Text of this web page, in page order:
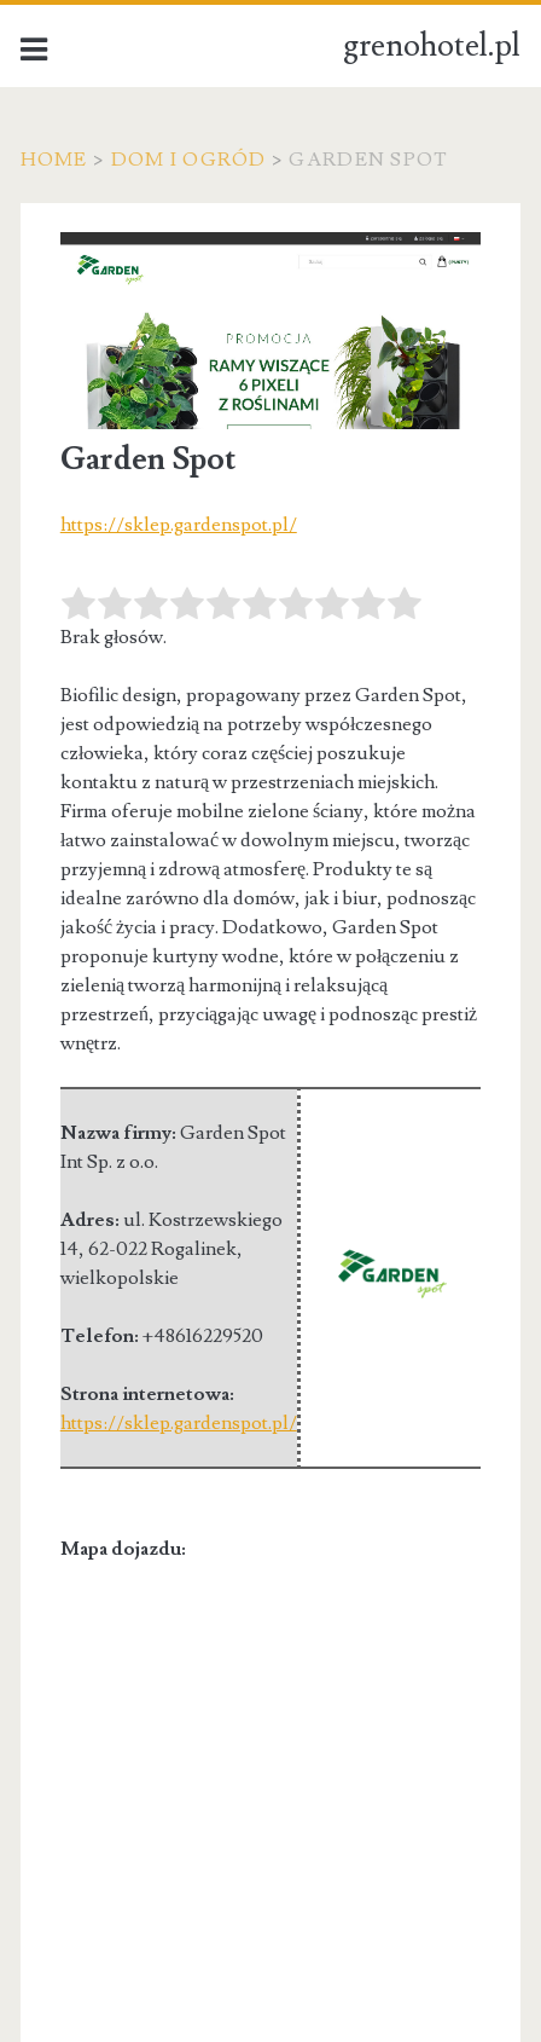
grenohotel.pl
HOME > DOM I OGRÓD > GARDEN SPOT
Garden Spot
https://sklep.gardenspot.pl/
Brak głosów.
Biofilic design, propagowany przez Garden Spot,
jest odpowiedzią na potrzeby współczesnego
człowieka, który coraz częściej poszukuje
kontaktu z naturą wprzestrzeniach miejskich.
Firma oferuje mobilne zielone ściany, które można
łatwo zainstalować w dowolnym miejscu, tworząc
przyjemną i zdrową atmosferę. Produkty te są
idealne zarówno dla domów, jak i biur, podnosząc
jakość życia i pracy. Dodatkowo, Garden Spot
proponuje kurtyny wodne, które w połączeniu z
zielenią tworzą harmonijną i relaksującą
przestrzeń, przyciągając uwagę i podnosząc prestiż
wnętrz.
Nazwa firmy: Garden Spot
Int Sp. z o.o.
Adres: ul. Kostrzewskiego
14, 62-022 Rogalinek,
wielkopolskie
Telefon: +48616229520
Strona internetowa:
https://sklep.gardenspot.pl/
Mapa dojazdu: